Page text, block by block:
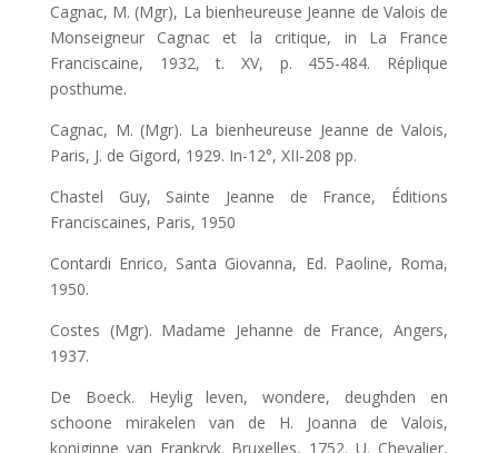
Cagnac, M. (Mgr), La bienheureuse Jeanne de Valois de
Monseigneur Cagnac et la critique, in La France
Franciscaine, 1932, t. XV, p. 455-484. Réplique
posthume.
Cagnac, M. (Mgr). La bienheureuse Jeanne de Valois,
Paris, J. de Gigord, 1929. In-12°, XII-208 pp.
Chastel Guy, Sainte Jeanne de France, Éditions
Franciscaines, Paris, 1950
Contardi Enrico, Santa Giovanna, Ed. Paoline, Roma,
1950.
Costes (Mgr). Madame Jehanne de France, Angers,
1937.
De Boeck. Heylig leven, wondere, deughden en
schoone mirakelen van de H. Joanna de Valois,
koniginne van Frankryk. Bruxelles, 1752. U. Chevalier,